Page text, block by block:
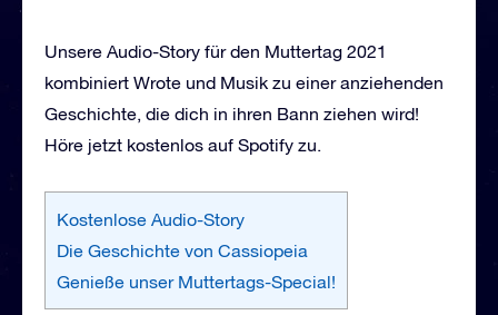
Unsere Audio-Story für den Muttertag 2021
kombiniert Wrote und Musik zu einer anziehenden
Geschichte, die dich in ihren Bann ziehen wird!
Höre jetzt kostenlos auf Spotify zu.
Kostenlose Audio-Story
Die Geschichte von Cassiopeia
Genieße unser Muttertags-Special!